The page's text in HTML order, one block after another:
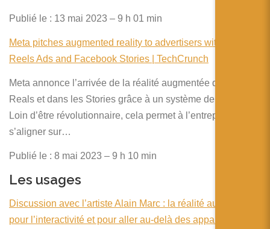
Publié le : 13 mai 2023 – 9 h 01 min
Meta pitches augmented reality to advertisers with new AR
Reels Ads and Facebook Stories | TechCrunch
Meta annonce l’arrivée de la réalité augmentée dans les
Reals et dans les Stories grâce à un système de filtres.
Loin d’être révolutionnaire, cela permet à l’entreprise de
s’aligner sur…
Publié le : 8 mai 2023 – 9 h 10 min
Les usages
Discussion avec l’artiste Alain Marc : la réalité augmentée
pour l’interactivité et pour aller au-delà des apparences –